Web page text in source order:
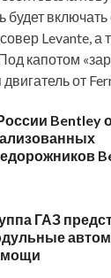
будет включать
Levante, а
капотом
от
Bentley
ГАЗ